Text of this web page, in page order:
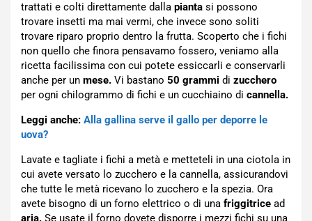
trattati e colti direttamente dalla pianta si possono
trovare insetti ma mai vermi, che invece sono soliti
trovare riparo proprio dentro la frutta. Scoperto che i fichi
non quello che finora pensavamo fossero, veniamo alla
ricetta facilissima con cui potete essiccarli e conservarli
anche per un mese. Vi bastano 50 grammi di zucchero
per ogni chilogrammo di fichi e un cucchiaino di cannella.
Leggi anche: Alla gallina serve il gallo per deporre le
uova?
Lavate e tagliate i fichi a metà e metteteli in una ciotola in
cui avete versato lo zucchero e la cannella, assicurandovi
che tutte le metà ricevano lo zucchero e la spezia. Ora
avete bisogno di un forno elettrico o di una friggitrice ad
aria. Se usate il forno dovete disporre i mezzi fichi su una